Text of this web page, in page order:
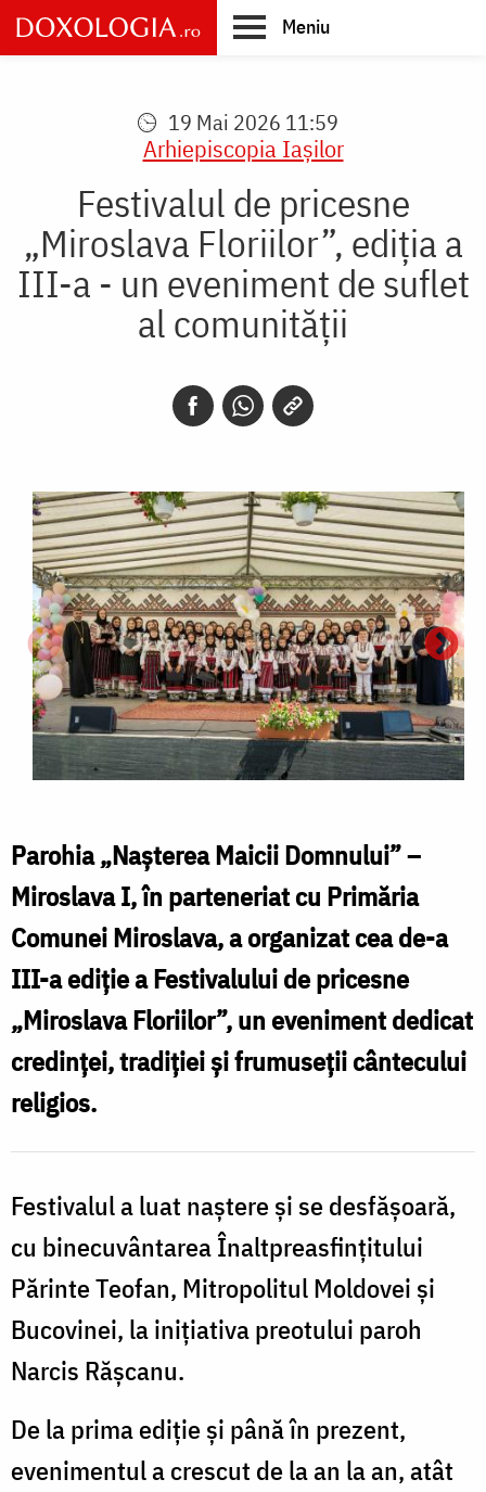
Skip
to
main
Meniu
19 Mai 2026 11:59
Arhiepiscopia Iaşilor
Festivalul de pricesne
„Miroslava Floriilor”, ediția a
III-a - un eveniment de suflet
al comunității
Parohia „Nașterea Maicii Domnului” –
Miroslava I, în parteneriat cu Primăria
Comunei Miroslava, a organizat cea de-a
III-a ediție a Festivalului de pricesne
„Miroslava Floriilor”, un eveniment dedicat
credinței, tradiției și frumuseții cântecului
religios.
Festivalul a luat naștere și se desfășoară,
cu binecuvântarea Înaltpreasfințitului
Părinte Teofan, Mitropolitul Moldovei și
Bucovinei, la inițiativa preotului paroh
Narcis Rășcanu.
De la prima ediție și până în prezent,
evenimentul a crescut de la an la an, atât